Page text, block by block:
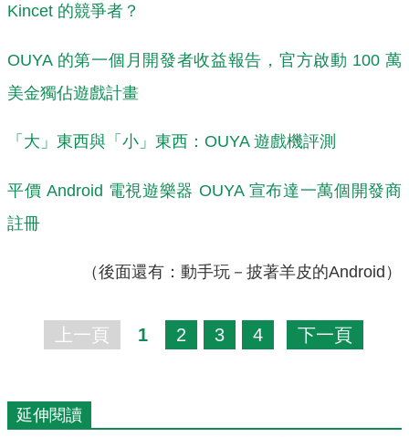
Kincet 的競爭者？
OUYA 的第一個月開發者收益報告，官方啟動 100 萬
美金獨佔遊戲計畫
「大」東西與「小」東西：OUYA 遊戲機評測
平價 Android 電視遊樂器 OUYA 宣布達一萬個開發商
註冊
（後面還有：動手玩－披著羊皮的Android）
上一頁 1 2 3 4 下一頁
延伸閱讀